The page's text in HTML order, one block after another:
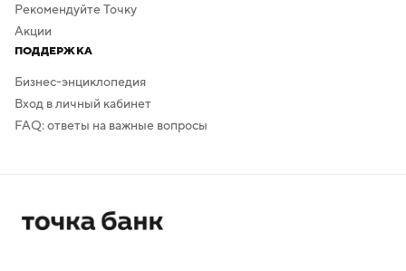
Рекомендуйте Точку
Акции
ПОДДЕРЖКА
Бизнес-энциклопедия
Вход в личный кабинет
FAQ: ответы на важные вопросы